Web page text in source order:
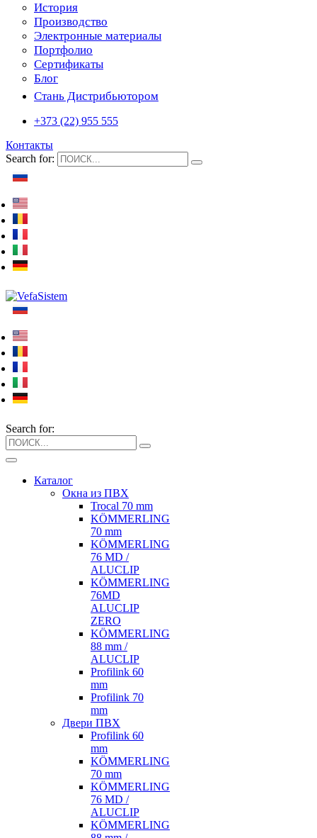
История
Производство
Электронные материалы
Портфолио
Сертификаты
Блог
Стань Дистрибьютором
+373 (22) 955 555
Контакты
Search for:
Search for:
Каталог
Окна из ПВХ
Trocal 70 mm
KÖMMERLING
70 mm
KÖMMERLING
76 MD /
ALUCLIP
KÖMMERLING
76MD
ALUCLIP
ZERO
KÖMMERLING
88 mm /
ALUCLIP
Profilink 60
mm
Profilink 70
mm
Двери ПВХ
Profilink 60
mm
KÖMMERLING
70 mm
KÖMMERLING
76 MD /
ALUCLIP
KÖMMERLING